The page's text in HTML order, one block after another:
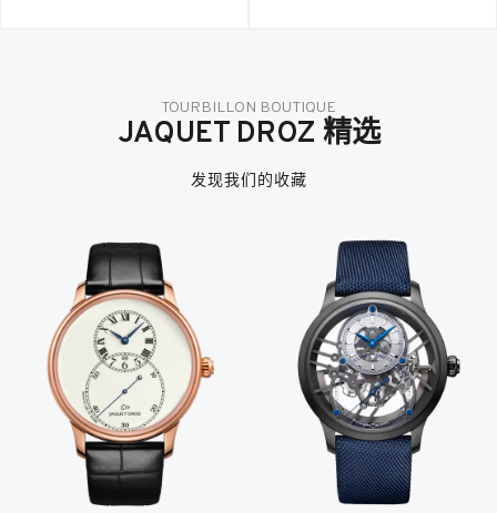
TOURBILLON BOUTIQUE
JAQUET DROZ 精选
发现我们的收藏